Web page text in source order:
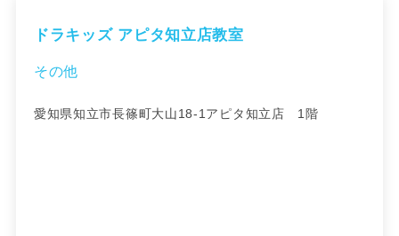
ドラキッズ アピタ知立店教室
その他
愛知県知立市長篠町大山18-1アピタ知立店 1階